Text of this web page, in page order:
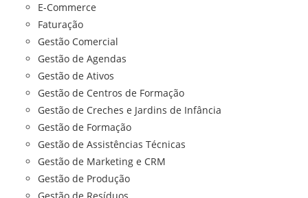
E-Commerce
Faturação
Gestão Comercial
Gestão de Agendas
Gestão de Ativos
Gestão de Centros de Formação
Gestão de Creches e Jardins de Infância
Gestão de Formação
Gestão de Assistências Técnicas
Gestão de Marketing e CRM
Gestão de Produção